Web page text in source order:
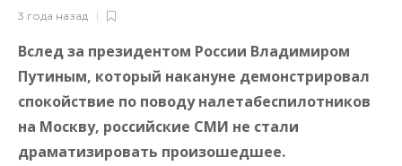
3 года назад
Вслед за президентом России Владимиром
Путиным, который накануне демонстрировал
спокойствие по поводу налетабеспилотников
на Москву, российские СМИ не стали
драматизировать произошедшее.